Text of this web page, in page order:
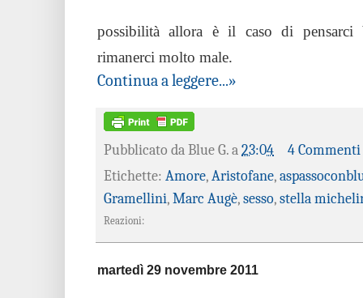
possibilità allora è il caso di pensarci
rimanerci molto male.
Continua a leggere...»
Pubblicato da Blue G. a 23:04
4 Commenti
Etichette: Amore, Aristofane,
Gramellini, Marc Augè, sesso, stella
Reazioni:
martedì 29 novembre 2011